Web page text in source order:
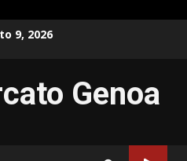
9, 2026
Genoa